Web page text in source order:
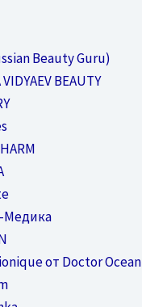
Beauty Guru)
BEAUTY
Медика
от Doctor Ocean